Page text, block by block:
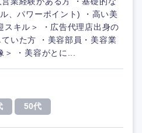
、パワーポイント) ・高い美
スキル＞ ・広告代理店出身の
いた方 ・美容部員・美容業
・美容がとに...
50代